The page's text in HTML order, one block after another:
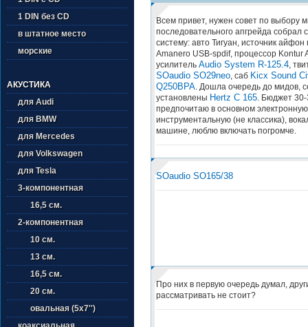
1 DIN без CD
в штатное место
морские
АКУСТИКА
для Audi
для BMW
для Mercedes
для Volkswagen
для Tesla
3-компонентная
16,5 см.
2-компонентная
10 см.
13 см.
16,5 см.
20 см.
овальная (5х7'')
Всем привет, нужен совет по выбору
последовательного апгрейда собрал
систему: авто Тигуан, источник
Amanero USB-spdif, процессор Kontur
усилитель Audio System R-125.4,
SOaudio SO29neo, саб Kicx Sound
Q250BPA. Дошла очередь до мидов,
установлены Hertz C 165. Бюджет 30-
предпочитаю в основном
инструментальную (не классика),
машине, люблю включать погромче.
SOaudio SO165/38
Про них в первую очередь думал,
рассматривать не стоит?